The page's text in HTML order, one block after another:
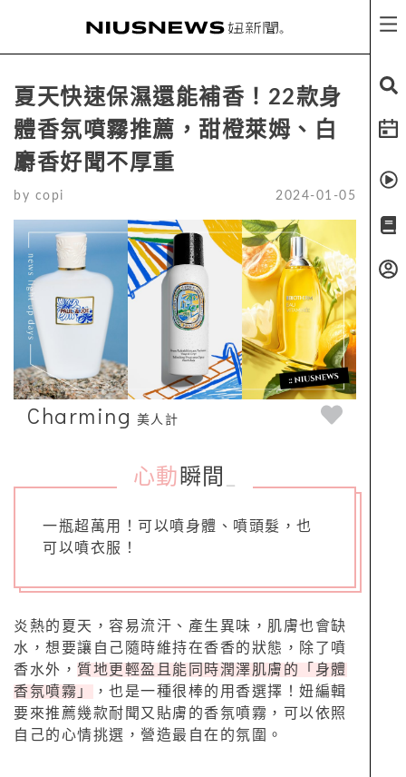
夏天快速保濕還能補香！22款身
體香氛噴霧推薦，甜橙萊姆、白
麝香好聞不厚重
by copi 2024-01-05
Charming 美人計
心動 瞬間
一瓶超萬用！可以噴身體、噴頭髮，也
可以噴衣服！
炎熱的夏天，容易流汗、產生異味，肌膚也會缺
水，想要讓自己隨時維持在香香的狀態，除了噴
香水外， 質地更輕盈且能同時潤澤肌膚的「身體
香氛噴霧」
，也是一種很棒的用香選擇！妞編輯
要來推薦幾款耐聞又貼膚的香氛噴霧，可以依照
自己的心情挑選，營造最自在的氛圍。